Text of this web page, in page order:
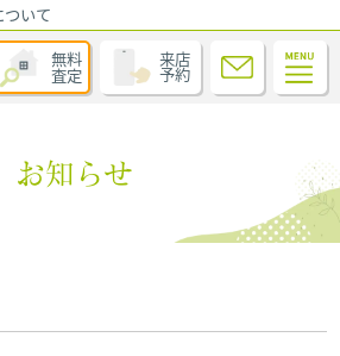
無料
査定
来店
予約
ついて
お知らせ